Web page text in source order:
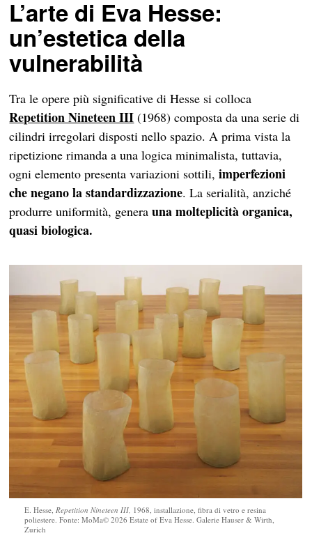
L’arte di Eva Hesse:
un’estetica della
vulnerabilità
Tra le opere più significative di Hesse si colloca
Repetition Nineteen III (1968) composta da una serie di
cilindri irregolari disposti nello spazio. A prima vista la
ripetizione rimanda a una logica minimalista, tuttavia,
ogni elemento presenta variazioni sottili,imperfezioni
che negano la standardizzazione. La serialità, anziché
produrre uniformità, generauna molteplicità organica,
quasi biologica.
E. Hesse, Repetition Nineteen III, 1968, installazione, fibra di vetro e resina
poliestere. Fonte: MoMa© 2026 Estate of Eva Hesse. Galerie Hauser & Wirth,
Zurich